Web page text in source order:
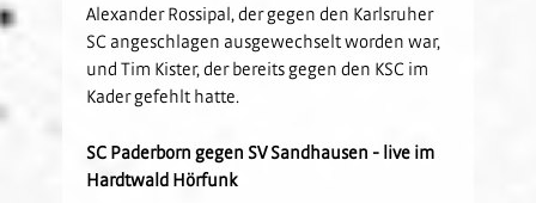
Alexander Rossipal, der gegen den Karlsruher
SC angeschlagen ausgewechselt worden war,
und Tim Kister, der bereits gegen den KSC im
Kader gefehlt hatte.
SC Paderborn gegen SV Sandhausen - live im
Hardtwald Hörfunk